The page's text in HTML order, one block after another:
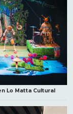
Lo Matta Cultural